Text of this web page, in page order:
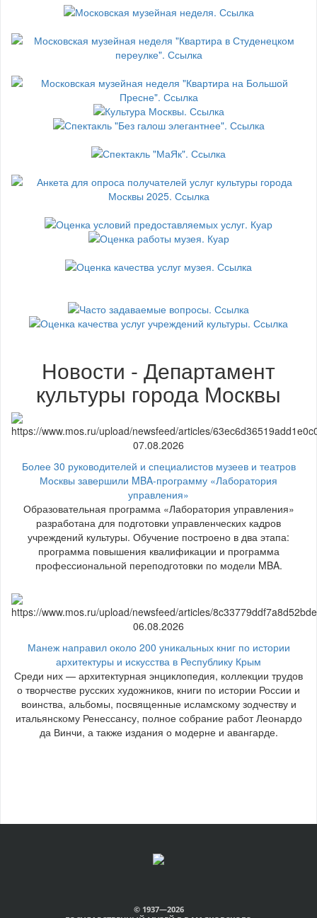
Новости - Департамент
культуры города Москвы
07.08.2026
Более 30 руководителей и специалистов музеев и театров
Москвы завершили MBA-программу «Лаборатория
управления»
Образовательная программа «Лаборатория управления»
разработана для подготовки управленческих кадров
учреждений культуры. Обучение построено в два этапа:
программа повышения квалификации и программа
профессиональной переподготовки по модели MBA.
06.08.2026
Манеж направил около 200 уникальных книг по истории
архитектуры и искусства в Республику Крым
Среди них — архитектурная энциклопедия, коллекции трудов
о творчестве русских художников, книги по истории России и
воинства, альбомы, посвященные исламскому зодчеству и
итальянскому Ренессансу, полное собрание работ Леонардо
да Винчи, а также издания о модерне и авангарде.
© 1937—2026